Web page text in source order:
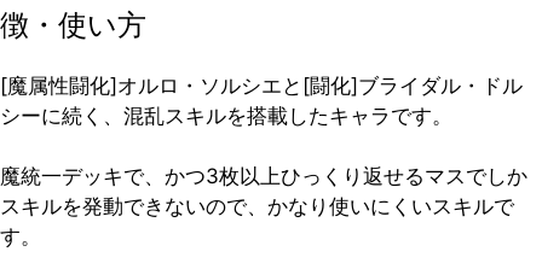
徴・使い方
[魔属性闘化]オルロ・ソルシエと[闘化]ブライダル・ドル
シーに続く、混乱スキルを搭載したキャラです。
魔統一デッキで、かつ3枚以上ひっくり返せるマスでしか
スキルを発動できないので、かなり使いにくいスキルで
す。